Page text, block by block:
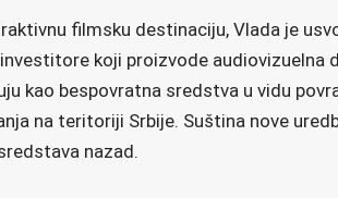
filmsku destinaciju, Vlada je
koji proizvode audiovizuelna
kao bespovratna sredstva u vidu
na teritoriji Srbije. Suština nove
nazad.